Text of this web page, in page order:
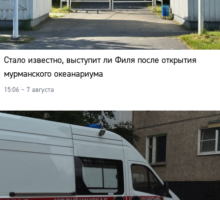
Стало известно, выступит ли Филя после открытия
мурманского океанариума
15:06 – 7 августа